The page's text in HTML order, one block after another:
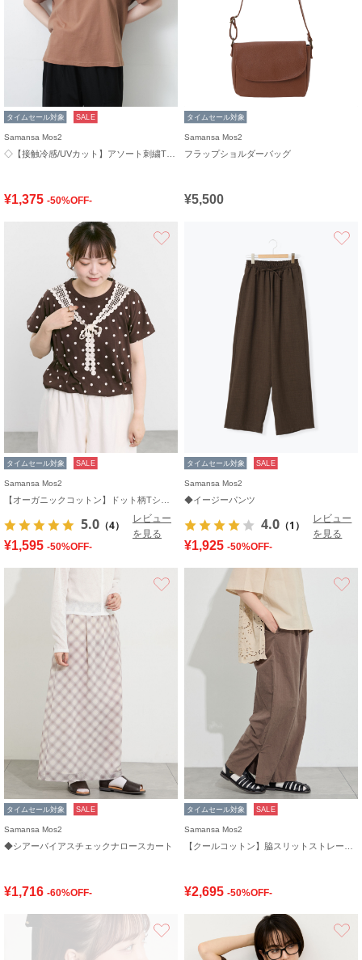
タイムセール対象 SALE
Samansa Mos2
¥1,375 -50%OFF-
タイムセール対象
Samansa Mos2
フラップショルダーバッグ
¥5,500
タイムセール対象 SALE
Samansa Mos2
5.0 （4）
レビュー
を見る
¥1,595 -50%OFF-
タイムセール対象 SALE
Samansa Mos2
◆イージーパンツ
4.0 （1）
レビュー
を見る
¥1,925 -50%OFF-
お気に入り
タイムセール対象 SALE
Samansa Mos2
◆シアーバイアスチェックナロースカート
¥1,716 -60%OFF-
タイムセール対象 SALE
Samansa Mos2
¥2,695 -50%OFF-